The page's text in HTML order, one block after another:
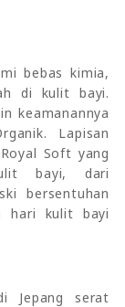
bebas kimia,
di kulit bayi.
keamanannya
Lapisan
Soft yang
bayi, dari
bersentuhan
hari kulit bayi
Jepang serat